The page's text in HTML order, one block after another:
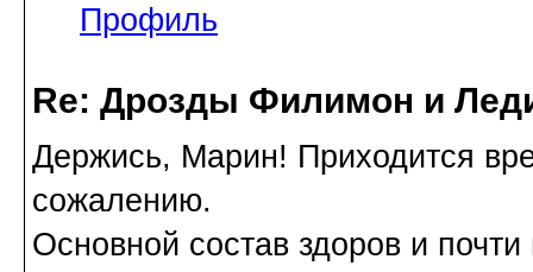
Профиль
Re: Дрозды Филимон и
Держись, Марин! Приходится
сожалению.
Основной состав здоров и